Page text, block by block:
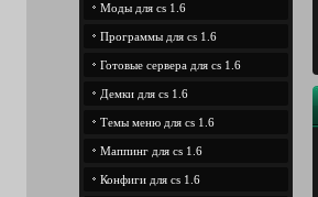
Моды для cs 1.6
Программы для cs 1.6
Готовые сервера для cs 1.6
Демки для cs 1.6
Темы меню для cs 1.6
Маппинг для cs 1.6
Конфиги для cs 1.6